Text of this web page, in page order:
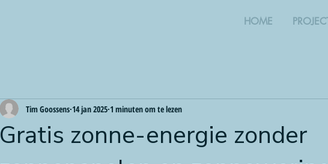
HOME
Gratis zonne-energie zonder
Tim Goossens 14 jan 2025 1 minuten om te lezen